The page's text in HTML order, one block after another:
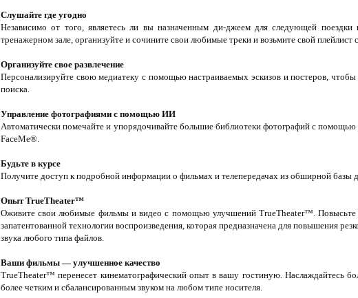
Слушайте где угодно
Независимо от того, являетесь ли вы назначенным ди-джеем для следующей
тренажерном зале, организуйте и сочините свои любимые треки и возьмите свой плейлист
Организуйте свое развлечение
Персонализируйте свою медиатеку с помощью настраиваемых эскизов и постеров,
поиска.
Управление фотографиями с помощью ИИ
Автоматически помечайте и упорядочивайте большие библиотеки фотографий с
FaceMe®.
Будьте в курсе
Получите доступ к подробной информации о фильмах и телепередачах из обширной базы
Опыт TrueTheater™
Оживите свои любимые фильмы и видео с помощью улучшений TrueTheater™.
запатентованной технологии воспроизведения, которая предназначена для повышения
звука любого типа файлов.
Ваши фильмы — улучшенное качество
TrueTheater™ перенесет кинематографический опыт в вашу гостиную. Наслаждайтесь
более четким и сбалансированным звуком на любом типе носителя.